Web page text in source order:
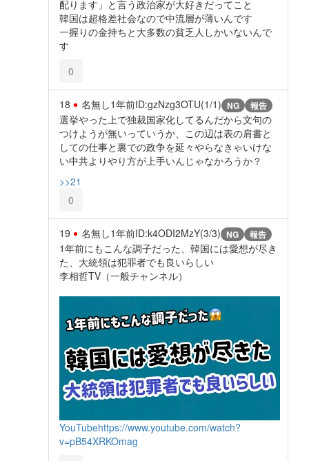
配ります」と言う政治家が大好きだってこと
韓国は超格差社会なので中流層が薄いんです
一握りの金持ちと大多数の貧乏人しかいないんで
す
0
18 名無し1年前ID:gzNzg3OTU(1/1) NG 報告
選挙やった上で独裁国家化してるんだから文句の
つけようが無いっていうか、この辺は表の肩書と
しての仕事と裏での政争を延々やらなきゃいけな
い中共よりやり方が上手いんじゃなかろうか？
>>21
0
19 名無し1年前ID:k4ODI2MzY(3/3) NG 報告
1年前にもこんな調子だった、韓国には愛想が尽き
た、大統領は犯罪者でも良いらしい
李相哲TV（一般チャンネル）
YouTubehttps://www.youtube.com/watch?
v=pB54XRKOmag